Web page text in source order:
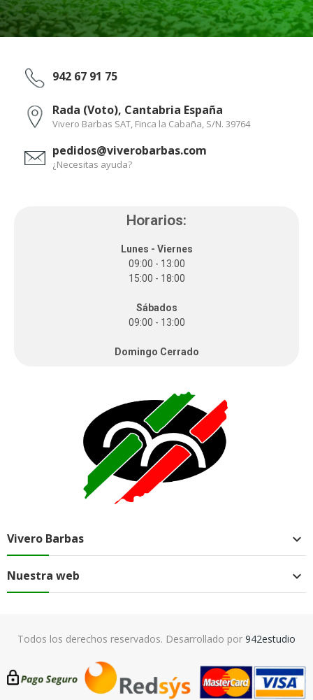
942 67 91 75
Rada (Voto), Cantabria España
Vivero Barbas SAT, Finca la Cabaña, S/N. 39764
pedidos@viverobarbas.com
¿Necesitas ayuda?
Horarios:
Lunes - Viernes
09:00 - 13:00
15:00 - 18:00
Sábados
09:00 - 13:00
Domingo Cerrado
Vivero Barbas 
Nuestra web 
Todos los derechos reservados. Desarrollado por 942estudio